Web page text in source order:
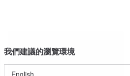
我們建議的瀏覽環境